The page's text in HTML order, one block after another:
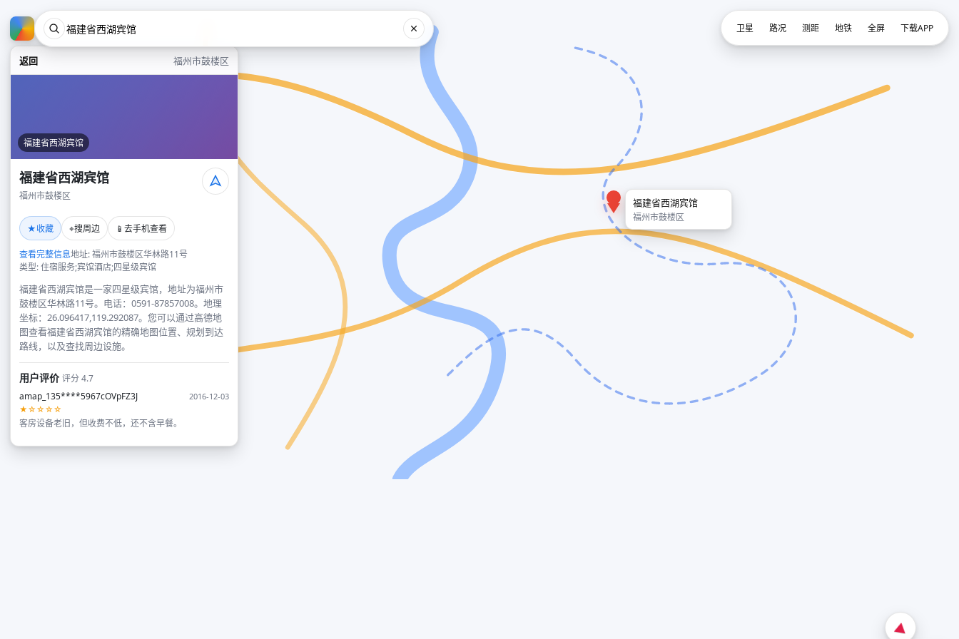
返回 福州市鼓楼区
福建省西湖宾馆
福建省西湖宾馆
福州市鼓楼区
★收藏 ⌖搜周边 📱 去手机查看
查看完整信息地址: 福州市鼓楼区华林路11号
类型: 住宿服务;宾馆酒店;四星级宾馆
福建省西湖宾馆是一家四星级宾馆，地址为福州市
鼓楼区华林路11号。电话：0591-87857008。地理
坐标：26.096417,119.292087。您可以通过高德地
图查看福建省西湖宾馆的精确地图位置、规划到达
路线，以及查找周边设施。
用户评价评分 4.7
amap_135****5967cOVpFZ3J
2016-12-03
★☆☆☆☆
客房设备老旧，但收费不低，还不含早餐。
福建省西湖宾馆
福州市鼓楼区
卫星 路况 测距 地铁 全屏 下载APP